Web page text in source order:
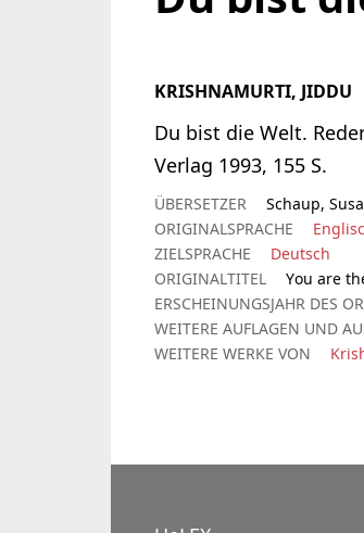
KRISHNAMURTI, JIDDU
Du bist die Welt.
Verlag 1993, 155 S.
ÜBERSETZER Schaup,
ORIGINALSPRACHE
ZIELSPRACHE
Deutsch
ORIGINALTITEL
You are
ERSCHEINUNGSJAHR DES
WEITERE AUFLAGEN UND
WEITERE WERKE VON